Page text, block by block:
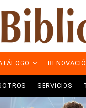
SERVICIOS